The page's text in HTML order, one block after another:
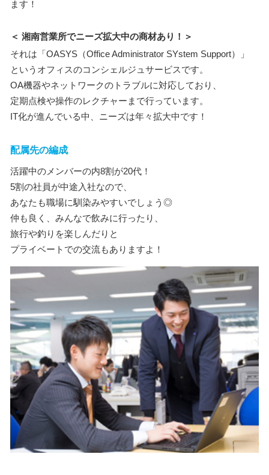
ます！
＜ 湘南営業所でニーズ拡大中の商材あり！＞
それは「OASYS（Office Administrator SYstem Support）」
というオフィスのコンシェルジュサービスです。
OA機器やネットワークのトラブルに対応しており、
定期点検や操作のレクチャーまで行っています。
IT化が進んでいる中、ニーズは年々拡大中です！
配属先の編成
活躍中のメンバーの内8割が20代！
5割の社員が中途入社なので、
あなたも職場に馴染みやすいでしょう◎
仲も良く、みんなで飲みに行ったり、
旅行や釣りを楽しんだりと
プライベートでの交流もありますよ！